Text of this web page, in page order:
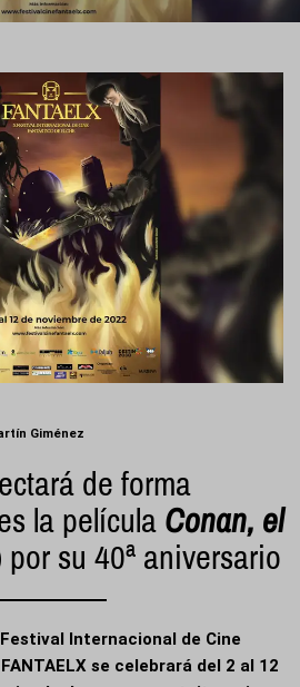
Giménez
de forma
la película Conan, el
su 40ª aniversario
Internacional de Cine
se celebrará del 2 al 12